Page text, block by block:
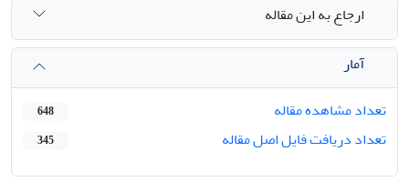
ارجاع به این مقاله
آمار
تعداد مشاهده مقاله
648
تعداد دریافت فایل اصل مقاله 345